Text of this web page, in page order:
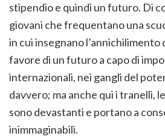
stipendio e quindi un futuro. Di
giovani che frequentano una
in cui insegnano l’annichilimento
favore di un futuro a capo di
internazionali, nei gangli del
davvero; ma anche qui i tranelli,
sono devastanti e portano a
inimmaginabili.